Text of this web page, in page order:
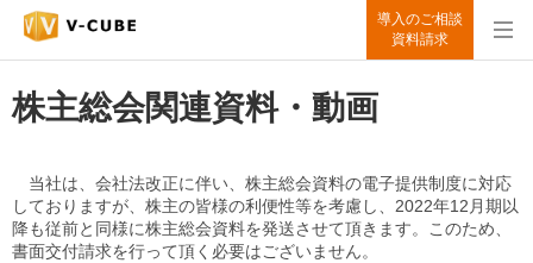
導入のご相談
資料請求
株主総会関連資料・動画
当社は、会社法改正に伴い、株主総会資料の電子提供制度に対応
しておりますが、株主の皆様の利便性等を考慮し、2022年12月期以
降も従前と同様に株主総会資料を発送させて頂きます。このため、
書面交付請求を行って頂く必要はございません。